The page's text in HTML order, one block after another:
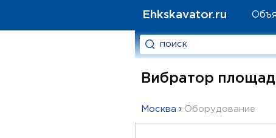
Ehkskavator.ru
Вибратор
Москва › Оборудование